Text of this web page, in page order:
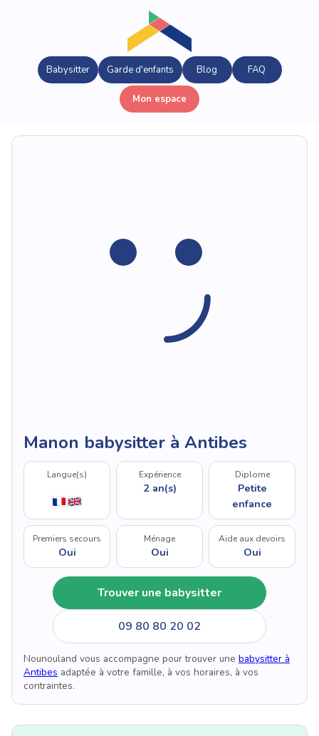
Babysitter Garde d'enfants Blog FAQ
Mon espace
Manon babysitter à Antibes
Langue(s) Expérience
2 an(s)
Diplome
Petite
enfance
Premiers secours
Oui
Ménage
Oui
Aide aux devoirs
Oui
Trouver une babysitter
09 80 80 20 02
Nounouland vous accompagne pour trouver une babysitter à
Antibes adaptée à votre famille, à vos horaires, à vos
contraintes.